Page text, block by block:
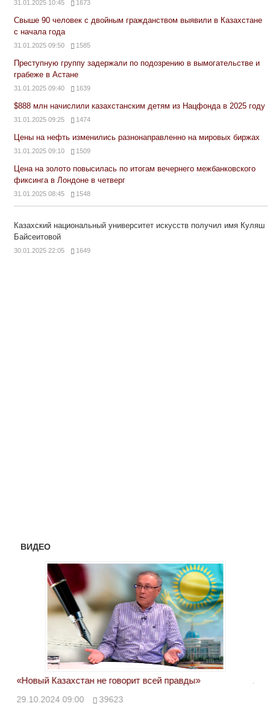
31.01.2025 10:45 1673
Свыше 90 человек с двойным гражданством выявили в Казахстане
с начала года
31.01.2025 09:50 1585
Преступную группу задержали по подозрению в вымогательстве и
грабеже в Астане
31.01.2025 09:40 1639
$888 млн начислили казахстанским детям из Нацфонда в 2025 году
31.01.2025 09:25 1474
Цены на нефть изменились разнонаправленно на мировых биржах
31.01.2025 09:10 1509
Цена на золото повысилась по итогам вечернего межбанковского
фиксинга в Лондоне в четверг
31.01.2025 08:45 1548
Казахский национальный университет искусств получил имя Куляш
Байсеитовой
30.01.2025 22:05 1649
ВИДЕО
«Новый Казахстан не говорит всей правды»
29.10.2024 09:00 39623